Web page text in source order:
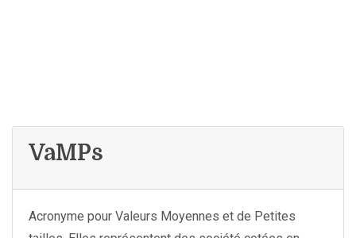
VaMPs
Acronyme pour Valeurs Moyennes et de Petites